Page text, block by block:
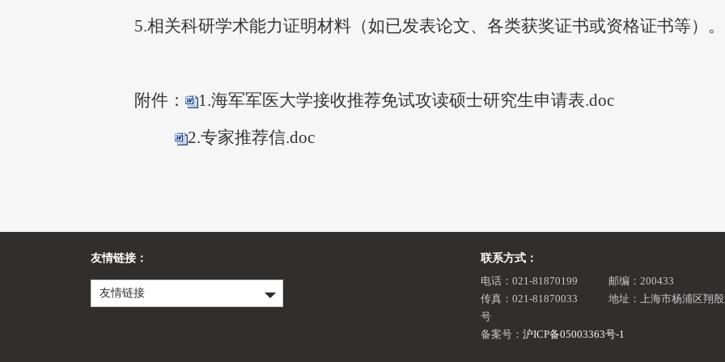
5.相关科研学术能力证明材料（如已发表论文、各类获奖证书或资格证书等）。
附件：
1.海军军医大学接收推荐免试攻读硕士研究生申请表.doc
2.专家推荐信.doc
友情链接：
友情链接
联系方式：
电话：021-81870199
邮编：200433
传真：021-81870033
地址：上海市杨浦区翔
号
备案号： 沪ICP备05003363号-1